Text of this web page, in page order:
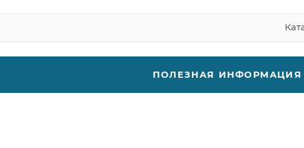
ПОЛЕЗНАЯ ИНФОРМАЦИЯ